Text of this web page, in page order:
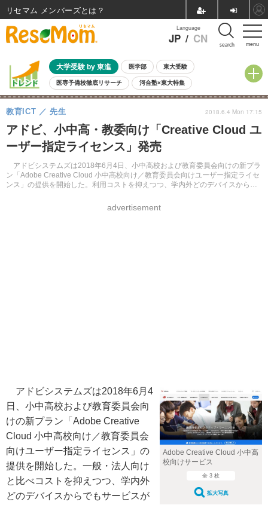
menu
Language
JP / CN search
大学受験 by 東進 医学部 東大受験
医専予備校徹底リサーチ 河合塾×東大特集
親子で考える大学選び 高校受験 中学受験 小学校受験
共通テスト 夏休み
8月開催イベント・WS 全国公立高校 過去問 人気記事
自由研究教材（小学生向け） 自由研究教材（中学生向け）
アドビ、小中高・教委向け「Creative Cloud ユ
ーザー指定ライセンス」発売
アドビシステムズは2018年6月4日、小中高校および教育委員会向けの新プラ
ン「Adobe Creative Cloud 小中高校向け／教育委員会向けユーザー指定ライセ
ンス」の提供を開始した。利用コストを抑えつつ、学内外どのデバイスからで
教育ICT 先生
advertisement
2018.6.4 Mon 17:15
Adobe Creative Cloud 小中高
校向けサービス
全 3 枚
拡大写真
アドビシステムズは2018年6月4
日、小中高校および教育委員会向
けの新プラン「Adobe Creative
Cloud 小中高校向け／教育委員会
向けユーザー指定ライセンス」の
提供を開始した。一般・法人向け
と比べコストを抑えつつ、学内外
どのデバイスからでもサービスが
リセマム メンバーズ